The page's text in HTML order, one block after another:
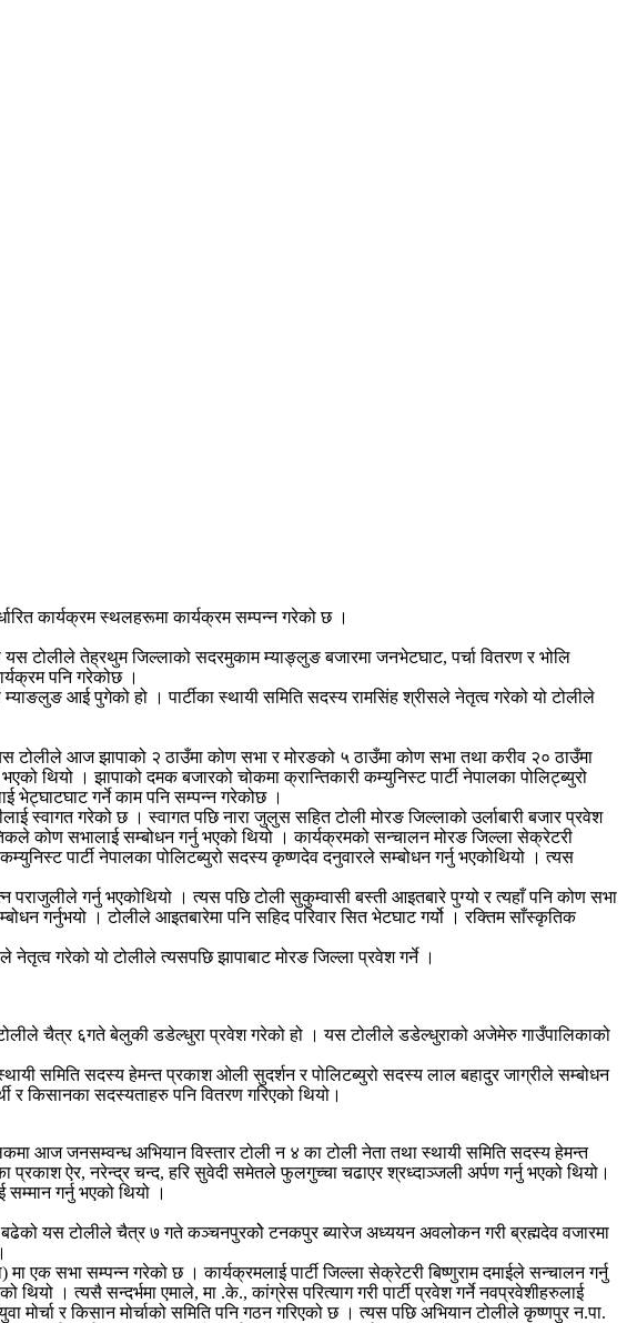
कार्यक्रम स्थलहरूमा कार्यक्रम सम्पन्न गरेको छ ।
यस टोलीले तेह्रथुम जिल्लाको सदरमुकाम म्याङ्लुङ बजारमा जनभेटघाट, पर्चा वितरण र भोलि
पनि गरेकोछ ।
आई पुगेको हो । पार्टीका स्थायी समिति सदस्य रामसिंह श्रीसले नेतृत्व गरेको यो टोलीले
टोलीले आज झापाको २ ठाउँमा कोण सभा र मोरङको ५ ठाउँमा कोण सभा तथा करीव २० ठाउँमा
थियो । झापाको दमक बजारको चोकमा क्रान्तिकारी कम्युनिस्ट पार्टी नेपालका पोलिट्ब्युरो
भेट्घाटघाट गर्ने काम पनि सम्पन्न गरेकोछ ।
स्वागत गरेको छ । स्वागत पछि नारा जुलुस सहित टोली मोरङ जिल्लाको उर्लाबारी बजार प्रवेश
कोण सभालाई सम्बोधन गर्नु भएको थियो । कार्यक्रमको सन्चालन मोरङ जिल्ला सेक्रेटरी
पार्टी नेपालका पोलिटब्युरो सदस्य कृष्णदेव दनुवारले सम्बोधन गर्नु भएकोथियो । त्यस
गर्नु भएकोथियो । त्यस पछि टोली सुकुम्वासी बस्ती आइतबारे पुग्यो र त्यहाँ पनि कोण सभा
गर्नुभयो । टोलीले आइतबारेमा पनि सहिद परिवार सित भेटघाट गर्यो । रक्तिम साँस्कृतिक
गरेको यो टोलीले त्यसपछि झापाबाट मोरङ जिल्ला प्रवेश गर्ने ।
चैत्र ६गते बेलुकी डडेल्धुरा प्रवेश गरेको हो । यस टोलीले डडेल्धुराको अजेमेरु गाउँपालिकाको
समिति सदस्य हेमन्त प्रकाश ओली सुदर्शन र पोलिटब्युरो सदस्य लाल बहादुर जाग्रीले सम्बोधन
र किसानका सदस्यताहरु पनि वितरण गरिएको थियो।
आज जनसम्वन्ध अभियान विस्तार टोली न ४ का टोली नेता तथा स्थायी समिति सदस्य हेमन्त
ऐर, नरेन्द्र चन्द, हरि सुवेदी समेतले फुलगुच्चा चढाएर श्रध्दाञ्जली अर्पण गर्नु भएको थियो।
गर्नु भएको थियो ।
बढेको यस टोलीले चैत्र ७ गते कञ्चनपुरकोे टनकपुर ब्यारेज अध्ययन अवलोकन गरी ब्रह्मदेव वजारमा
एक सभा सम्पन्न गरेको छ । कार्यक्रमलाई पार्टी जिल्ला सेक्रेटरी बिष्णुराम दमाईले सन्चालन गर्नु
थियो । त्यसै सन्दर्भमा एमाले, मा .के., कांग्रेस परित्याग गरी पार्टी प्रवेश गर्ने नवप्रवेशीहरुलाई
मोर्चा र किसान मोर्चाको समिति पनि गठन गरिएको छ । त्यस पछि अभियान टोलीले कृष्णपुर न.पा.